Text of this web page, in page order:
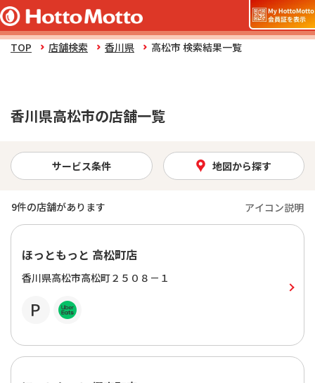
TOP 店舗検索 香川県 高松市 検索結果一覧
香川県高松市の店舗一覧
サービス条件 地図から探す
9件の店舗があります アイコン説明
ほっともっと 高松町店
香川県高松市高松町２５０８－１